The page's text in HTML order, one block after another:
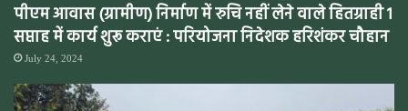
पीएम आवास (ग्रामीण) निर्माण में रुचि नहीं लेने वाले हितग्राही 1
सप्ताह में कार्य शुरू कराएं : परियोजना निदेशक हरिशंकर चौहान
July 24, 2024